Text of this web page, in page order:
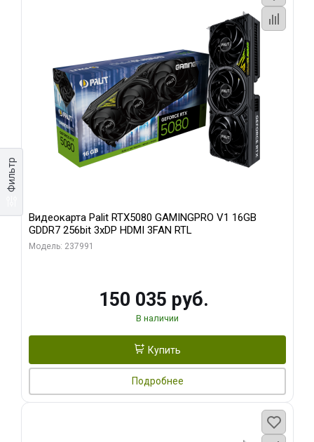
Фильтр
Видеокарта Palit RTX5080 GAMINGPRO V1 16GB
GDDR7 256bit 3xDP HDMI 3FAN RTL
Модель: 237991
150 035 руб.
В наличии
Купить
Подробнее